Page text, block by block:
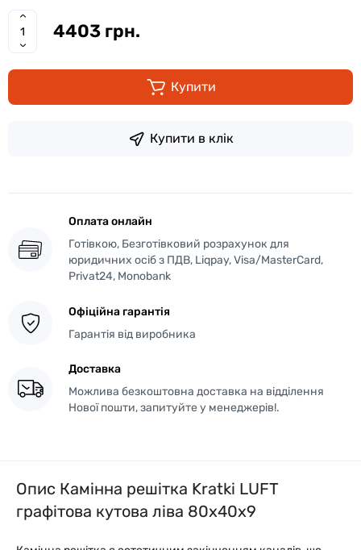
4403 грн.
Купити
Купити в клік
Оплата онлайн
Готівкою, Безготівковий розрахунок для
юридичних осіб з ПДВ, Liqpay, Visa/MasterCard,
Privat24, Monobank
Офіційна гарантія
Гарантія від виробника
Доставка
Можлива безкоштовна доставка на відділення
Нової пошти, запитуйте у менеджерів!.
Опис Камінна решітка Kratki LUFT
графітова кутова ліва 80x40x9